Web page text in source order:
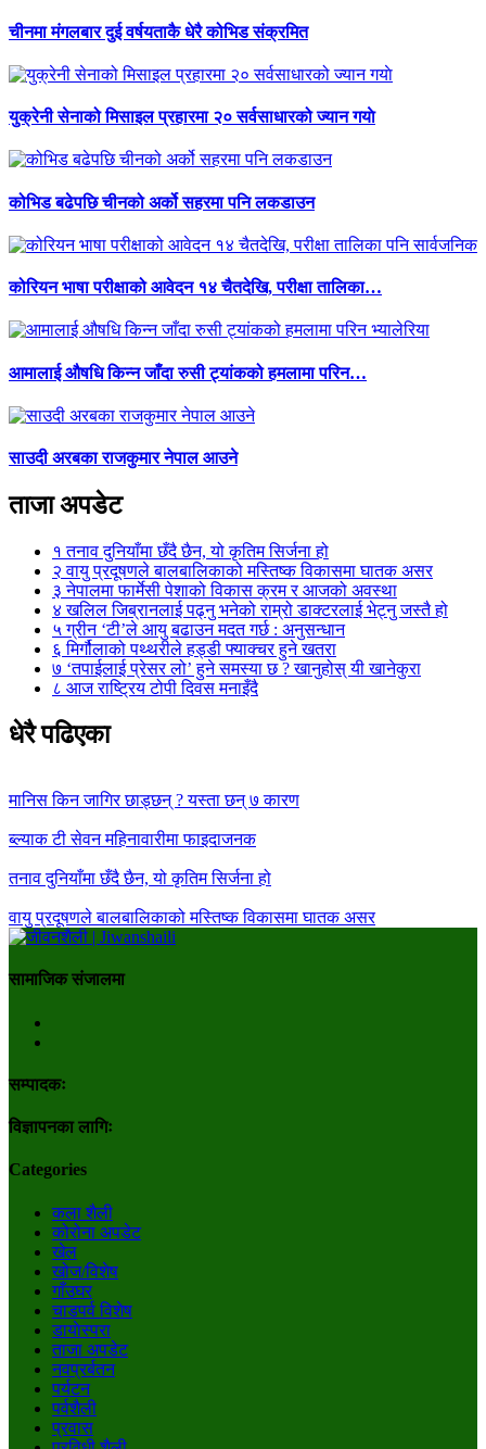
चीनमा मंगलबार दुई वर्षयताकै धेरै कोभिड संक्रमित
युक्रेनी सेनाको मिसाइल प्रहारमा २० सर्वसाधारको ज्यान गयाे
कोभिड बढेपछि चीनको अर्को सहरमा पनि लकडाउन
कोरियन भाषा परीक्षाको आवेदन १४ चैतदेखि, परीक्षा तालिका…
आमालाई औषधि किन्न जाँदा रुसी ट्यांकको हमलामा परिन…
साउदी अरबका राजकुमार नेपाल आउने
ताजा अपडेट
१ तनाव दुनियाँमा छँदै छैन, यो कृतिम सिर्जना हो
२ वायु प्रदूषणले बालबालिकाको मस्तिष्क विकासमा घातक असर
३ नेपालमा फार्मेसी पेशाको विकास क्रम र आजको अवस्था
४ खलिल जिब्रानलाई पढ्नु भनेको राम्रो डाक्टरलाई भेट्नु जस्तै हो
५ग्रीन ‘टी’ले आयु बढाउन मदत गर्छ : अनुसन्धान
६ मिर्गौलाको पथ्थरीले हड्डी फ्याक्चर हुने खतरा
७ ‘तपाईलाई प्रेसर लो’ हुने समस्या छ ? खानुहोस् यी खानेकुरा
८ आज राष्ट्रिय टोपी दिवस मनाइँदै
धेरै पढिएका
मानिस किन जागिर छाड्छन् ? यस्ता छन् ७ कारण
ब्ल्याक टी सेवन महिनावारीमा फाइदाजनक
तनाव दुनियाँमा छँदै छैन, यो कृतिम सिर्जना हो
वायु प्रदूषणले बालबालिकाको मस्तिष्क विकासमा घातक असर
सामाजिक संजालमा
सम्पादकः
विज्ञापनका लागिः
Categories
कला शैली
कोरोना अपडेट
खेल
खोज/विशेष
गाँउघर
चाडपर्व विशेष
डायाेस्परा
ताजा अपडेट
नवप्रर्बतन
पर्यटन
पर्वशैली
प्रवास